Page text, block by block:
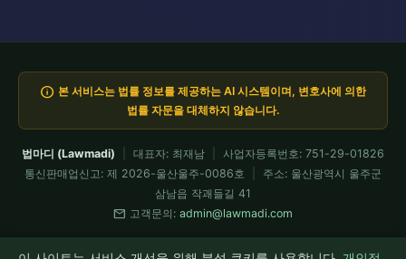
info 본 서비스는 법률 정보를 제공하는 AI 시스템이며, 변호사에 의한
법률 자문을 대체하지 않습니다.
법마디 (Lawmadi) 대표자: 최재남
사업자등록번호: 751-29-01826
통신판매업신고: 제 2026-울산울주-0086호
주소: 울산광역시 울주군
삼남읍 작괘들길 41
mail 고객문의: admin@lawmadi.com